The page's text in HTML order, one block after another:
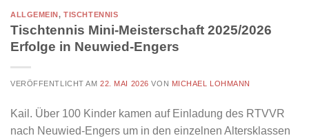
ALLGEMEIN,TISCHTENNIS
Tischtennis Mini-Meisterschaft 2025/2026
Erfolge in Neuwied-Engers
VERÖFFENTLICHT AM22. MAI 2026 VON MICHAEL LOHMANN
Kail. Über 100 Kinder kamen auf Einladung des RTVVR
nach Neuwied-Engers um in den einzelnen Altersklassen